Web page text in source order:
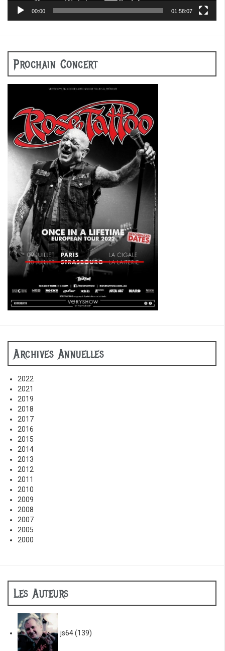
00:00 01:58:07
Prochain Concert
Archives Annuelles
2022
2021
2019
2018
2017
2016
2015
2014
2013
2012
2011
2010
2009
2008
2007
2005
2000
Les Auteurs
js64(139)